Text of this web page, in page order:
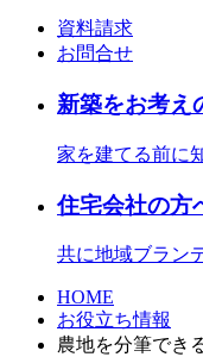
資料請求
お問合せ
新築をお考え
家を建てる前に
住宅会社の方
共に地域ブラン
HOME
お役立ち情報
農地を分筆でき